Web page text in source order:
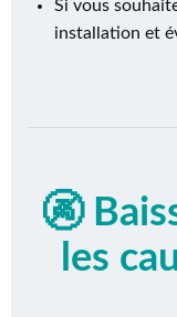
Si vous
installation et
🚱
les